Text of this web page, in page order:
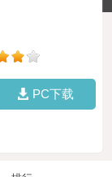
PC下载